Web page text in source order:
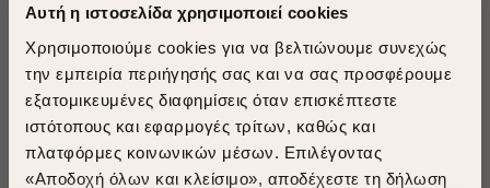
Αυτή η ιστοσελίδα χρησιμοποιεί cookies
Χρησιμοποιούμε cookies για να βελτιώνουμε συνεχώς
την εμπειρία περιήγησής σας και να σας προσφέρουμε
εξατομικευμένες διαφημίσεις όταν επισκέπτεστε
ιστότοπους και εφαρμογές τρίτων, καθώς και
πλατφόρμες κοινωνικών μέσων. Επιλέγοντας
«Αποδοχή όλων και κλείσιμο», αποδέχεστε τη δήλωση
€75,00
€45,00
+ 3 Colors
€75,00
€45,00
+ 3 Colors
​
A Season of Style